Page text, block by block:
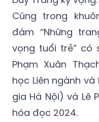
Cũng trong
đàm “Những
vọng tuổi trẻ” có
Phạm Xuân
học Liên ngành
gia Hà Nội) và Lê
hóa đọc 2024.